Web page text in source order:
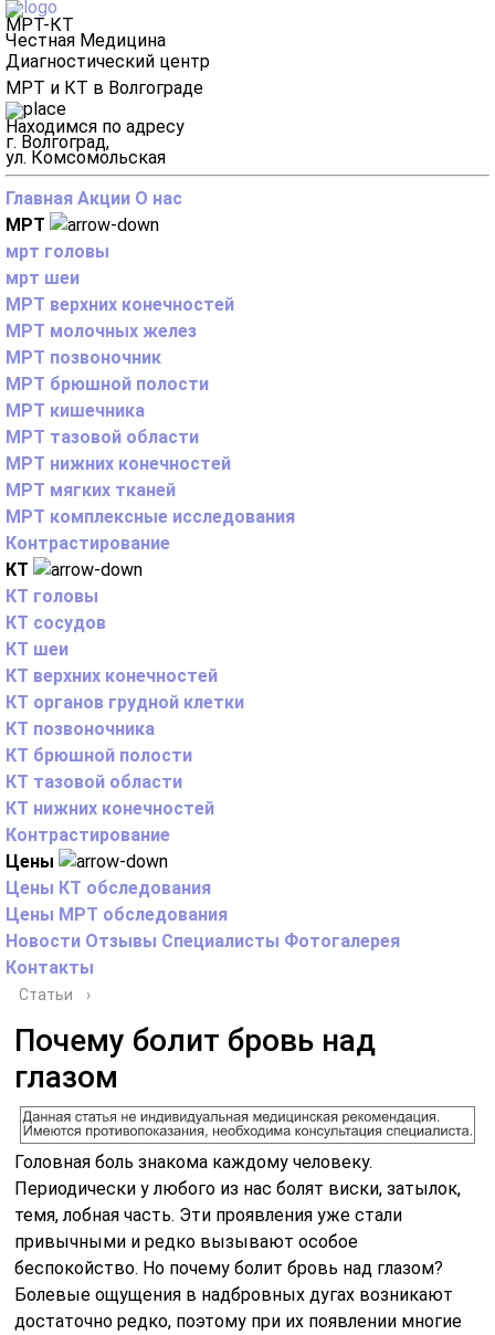
МРТ-КТ
Честная Медицина
Диагностический центр
МРТ и КТ в Волгограде
Находимся по адресу
г. Волгоград,
ул. Комсомольская
Главная Акции О нас
МРТ
мрт головы
мрт шеи
МРТ верхних конечностей
МРТ молочных желез
МРТ позвоночник
МРТ брюшной полости
МРТ кишечника
МРТ тазовой области
МРТ нижних конечностей
МРТ мягких тканей
МРТ комплексные исследования
Контрастирование
КТ
КТ головы
КТ сосудов
КТ шеи
КТ верхних конечностей
КТ органов грудной клетки
КТ позвоночника
КТ брюшной полости
КТ тазовой области
КТ нижних конечностей
Контрастирование
Цены
Цены КТ обследования
Цены МРТ обследования
Новости Отзывы Специалисты Фотогалерея
Контакты
Статьи ›
Почему болит бровь над
глазом
Головная боль знакома каждому человеку.
Периодически у любого из нас болят виски, затылок,
темя, лобная часть. Эти проявления уже стали
привычными и редко вызывают особое
беспокойство. Но почему болит бровь над глазом?
Болевые ощущения в надбровных дугах возникают
достаточно редко, поэтому при их появлении многие